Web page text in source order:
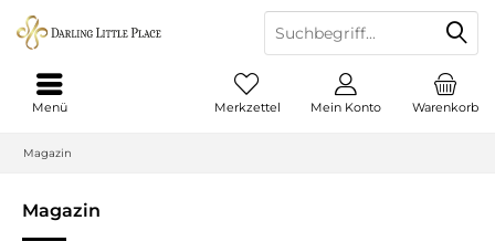
Menü Warenkorb
Merkzettel Mein Konto
Magazin
Magazin